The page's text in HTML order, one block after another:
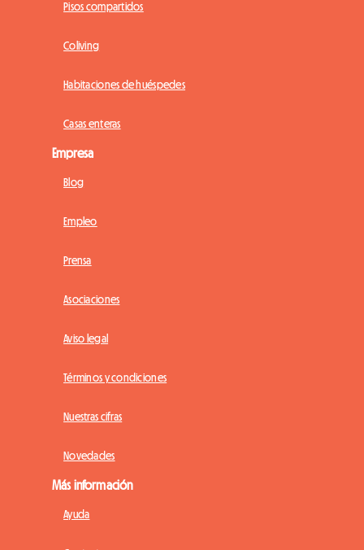
Pisos compartidos
Coliving
Habitaciones de huéspedes
Casas enteras
Empresa
Blog
Empleo
Prensa
Asociaciones
Aviso legal
Términos y condiciones
Nuestras cifras
Novedades
Más información
Ayuda